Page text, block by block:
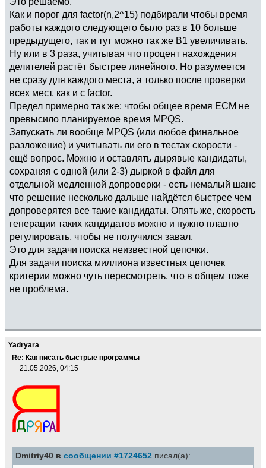
Как и порог для factor(n,2^15) подбирали чтобы время
работы каждого следующего было раз в 10 больше
предыдущего, так и тут можно так же B1 увеличивать.
Ну или в 3 раза, учитывая что процент нахождения
делителей растёт быстрее линейного. Но разумеется
не сразу для каждого места, а только после проверки
всех мест, как и с factor.
Предел примерно так же: чтобы общее время ECM не
превысило планируемое время MPQS.
Запускать ли вообще MPQS (или любое финальное
разложение) и учитывать ли его в тестах скорости -
ещё вопрос. Можно и оставлять дырявые кандидаты,
сохраняя с одной (или 2-3) дыркой в файл для
отдельной медленной допроверки - есть немалый шанс
что решение несколько дальше найдётся быстрее чем
допроверятся все такие кандидаты. Опять же, скорость
генерации таких кандидатов можно и нужно плавно
регулировать, чтобы не получился завал.
Это для задачи поиска неизвестной цепочки.
Для задачи поиска миллиона известных цепочек
критерии можно чуть пересмотреть, что в общем тоже
не проблема.
Yadryara
Re: Как писать быстрые программы
21.05.2026, 04:15
Dmitriy40 в сообщении #1724652 писал(а):